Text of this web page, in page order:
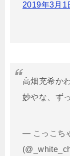
2019年3月1
高畑充希か
妙やな、ず
— こっこち